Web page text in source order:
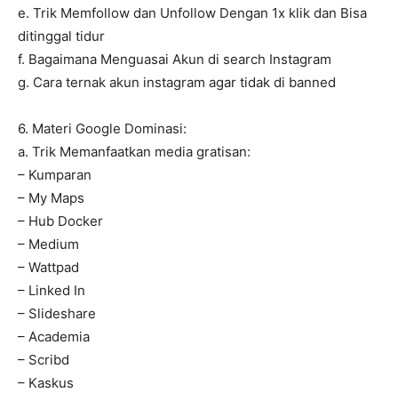
e. Trik Memfollow dan Unfollow Dengan 1x klik dan Bisa
ditinggal tidur
f. Bagaimana Menguasai Akun di search Instagram
g. Cara ternak akun instagram agar tidak di banned
6. Materi Google Dominasi:
a. Trik Memanfaatkan media gratisan:
– Kumparan
– My Maps
– Hub Docker
– Medium
– Wattpad
– Linked In
– Slideshare
– Academia
– Scribd
– Kaskus